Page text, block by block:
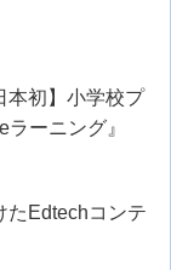
本初】小学校プ
eラーニング』
た Edtechコンテ